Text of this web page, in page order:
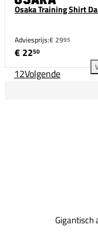
Osaka Training Shirt
Adviesprijs:€ 2995
€ 2250
12Volgende
Gigantisch